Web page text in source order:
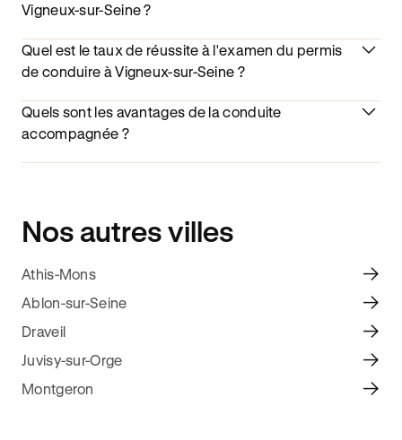
Vigneux-sur-Seine ?
Quel est le taux de réussite à l'examen du permis
de conduire à Vigneux-sur-Seine ?
Quels sont les avantages de la conduite
accompagnée ?
Nos autres villes
Athis-Mons
Ablon-sur-Seine
Draveil
Juvisy-sur-Orge
Montgeron